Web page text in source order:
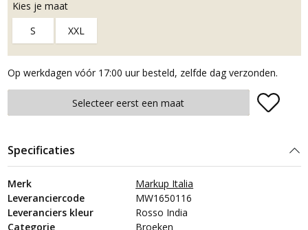
Kies je maat
S
XXL
Op werkdagen vóór 17:00 uur besteld, zelfde dag verzonden.
Plaats in winkelmand
Selecteer eerst een maat
Specificaties
Merk
Markup Italia
Leveranciercode
MW1650116
Leveranciers kleur
Rosso India
Categorie
Broeken